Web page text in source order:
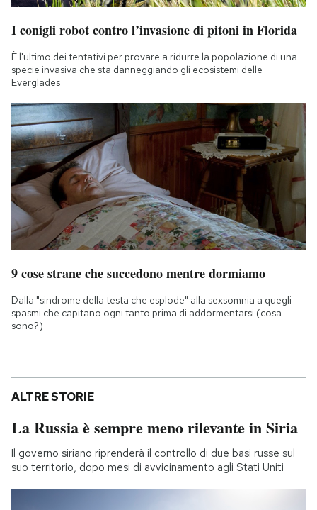
I conigli robot contro l’invasione di pitoni in Florida
È l'ultimo dei tentativi per provare a ridurre la popolazione di una
specie invasiva che sta danneggiando gli ecosistemi delle
Everglades
9 cose strane che succedono mentre dormiamo
Dalla "sindrome della testa che esplode" alla sexsomnia a quegli
spasmi che capitano ogni tanto prima di addormentarsi (cosa
sono?)
ALTRE STORIE
La Russia è sempre meno rilevante in Siria
Il governo siriano riprenderà il controllo di due basi russe sul
suo territorio, dopo mesi di avvicinamento agli Stati Uniti